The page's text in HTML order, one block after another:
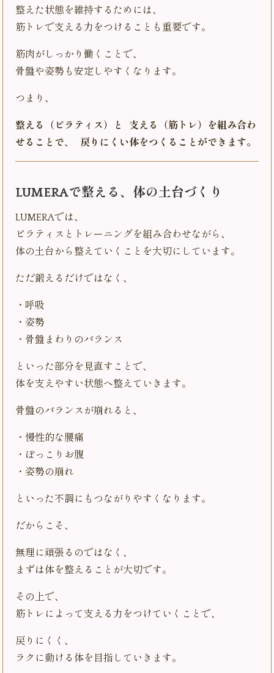
整えた状態を維持するためには、
筋トレで支える力をつけることも重要です。
筋肉がしっかり働くことで、
骨盤や姿勢も安定しやすくなります。
つまり、
整える（ピラティス）と 支える（筋トレ）を組み合わ
せることで、 戻りにくい体をつくることができます。
LUMERAで整える、体の土台づくり
LUMERAでは、
ピラティスとトレーニングを組み合わせながら、
体の土台から整えていくことを大切にしています。
ただ鍛えるだけではなく、
・呼吸
・姿勢
・骨盤まわりのバランス
といった部分を見直すことで、
体を支えやすい状態へ整えていきます。
骨盤のバランスが崩れると、
・慢性的な腰痛
・ぽっこりお腹
・姿勢の崩れ
といった不調にもつながりやすくなります。
だからこそ、
無理に頑張るのではなく、
まずは体を整えることが大切です。
その上で、
筋トレによって支える力をつけていくことで、
戻りにくく、
ラクに動ける体を目指していきます。